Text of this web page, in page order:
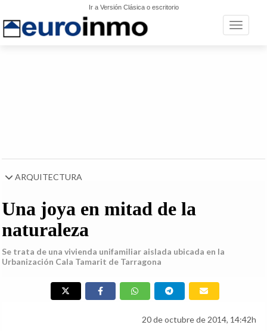
Ir a Versión Clásica o escritorio
Toggle
ARQUITECTURA
Una joya en mitad de la
naturaleza
Se trata de una vivienda unifamiliar aislada ubicada en la
Urbanización Cala Tamarit de Tarragona
20 de octubre de 2014, 14:42h